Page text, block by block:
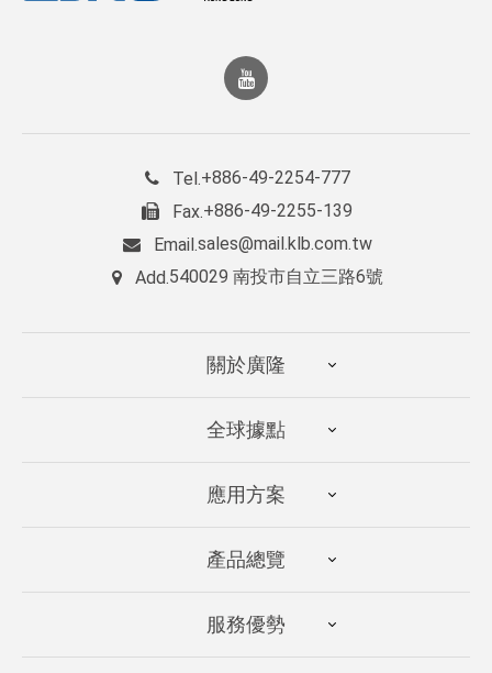
Tel.+886-49-2254-777
Fax.+886-49-2255-139
Email.sales@mail.klb.com.tw
Add.540029 南投市自立三路6號
關於廣隆
全球據點
應用方案
產品總覽
服務優勢